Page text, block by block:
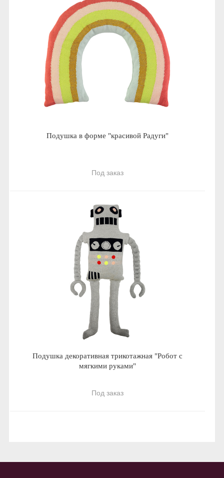
Подушка в форме "красивой Радуги"
Под заказ
Подушка декоративная трикотажная "Робот с
мягкими руками"
Под заказ